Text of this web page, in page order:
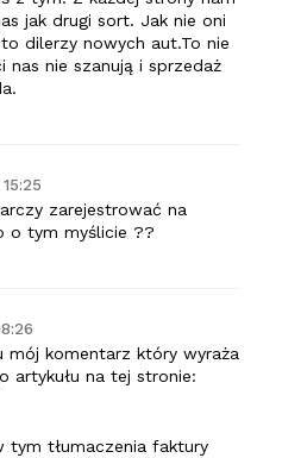
jak drugi sort. Jak nie oni
dilerzy nowych aut.To nie
nas nie szanują i sprzedaż
zarejestrować na
o tym myślicie ??
komentarz który wyraża
artykułu na tej stronie:
tym tłumaczenia faktury